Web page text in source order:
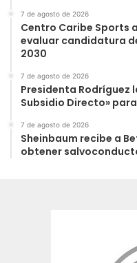
7 de agosto de 2026
Centro Caribe Sports
evaluar candidatura
2030
7 de agosto de 2026
Presidenta Rodríguez
Subsidio Directo»
7 de agosto de 2026
Sheinbaum recibe a
obtener